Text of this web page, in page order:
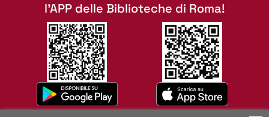
l'APP delle Biblioteche di Roma!